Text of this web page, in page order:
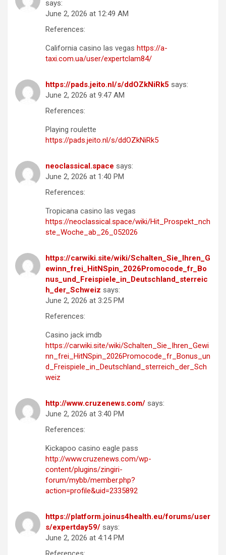
says:
June 2, 2026 at 12:49 AM
References:
California casino las vegas https://a-
taxi.com.ua/user/expertclam84/
https://pads.jeito.nl/s/ddOZkNiRk5 says:
June 2, 2026 at 9:47 AM
References:
Playing roulette
https://pads.jeito.nl/s/ddOZkNiRk5
neoclassical.space says:
June 2, 2026 at 1:40 PM
References:
Tropicana casino las vegas
https://neoclassical.space/wiki/Hit_Prospekt_nch
ste_Woche_ab_26_052026
https://carwiki.site/wiki/Schalten_Sie_Ihren_G
ewinn_frei_HitNSpin_2026Promocode_fr_Bo
nus_und_Freispiele_in_Deutschland_sterreic
h_der_Schweiz says:
June 2, 2026 at 3:25 PM
References:
Casino jack imdb
https://carwiki.site/wiki/Schalten_Sie_Ihren_Gewi
nn_frei_HitNSpin_2026Promocode_fr_Bonus_un
d_Freispiele_in_Deutschland_sterreich_der_Sch
weiz
http://www.cruzenews.com/ says:
June 2, 2026 at 3:40 PM
References:
Kickapoo casino eagle pass
http://www.cruzenews.com/wp-
content/plugins/zingiri-
forum/mybb/member.php?
action=profile&uid=2335892
https://platform.joinus4health.eu/forums/user
s/expertday59/ says:
June 2, 2026 at 4:14 PM